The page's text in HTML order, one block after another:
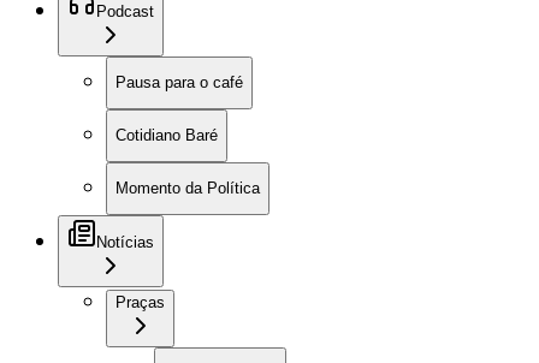
Podcast
Pausa para o café
Cotidiano Baré
Momento da Política
Notícias
Praças